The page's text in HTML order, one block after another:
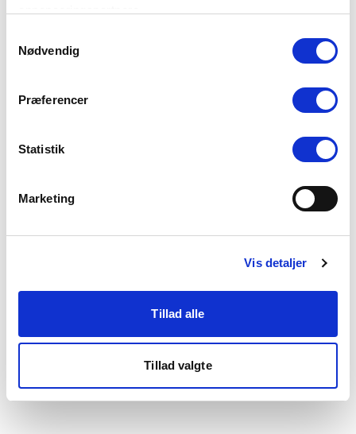
Du kan læse mere om vores brug af cookies under
"Detaljer" eller ved at klikke videre til vores Cookiepolitik,
Nødvendig
Præferencer
Statistik
Marketing
Vis detaljer
Tillad alle
Tillad valgte